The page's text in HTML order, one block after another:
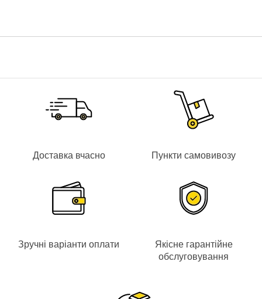
Доставка вчасно Пункти самовивозу
Зручні варіанти оплати
Якісне гарантійне
обслуговування